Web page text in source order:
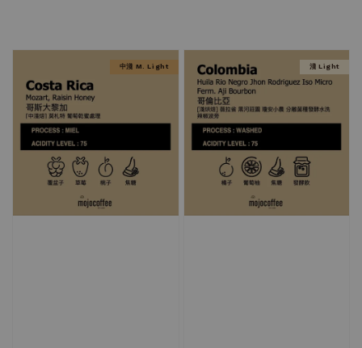
中淺 M. Light 淺 Light